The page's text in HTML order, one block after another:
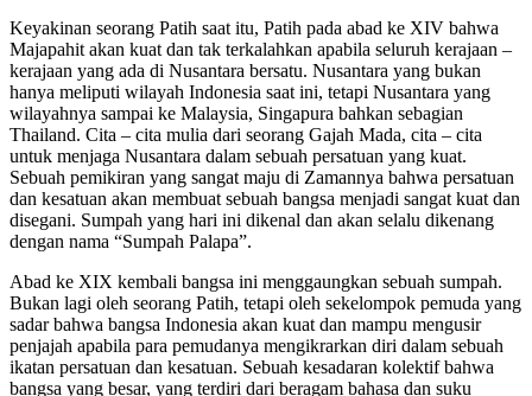
Keyakinan seorang Patih saat itu, Patih pada abad ke XIV bahwa
Majapahit akan kuat dan tak terkalahkan apabila seluruh kerajaan –
kerajaan yang ada di Nusantara bersatu. Nusantara yang bukan
hanya meliputi wilayah Indonesia saat ini, tetapi Nusantara yang
wilayahnya sampai ke Malaysia, Singapura bahkan sebagian
Thailand. Cita – cita mulia dari seorang Gajah Mada, cita – cita
untuk menjaga Nusantara dalam sebuah persatuan yang kuat.
Sebuah pemikiran yang sangat maju di Zamannya bahwa persatuan
dan kesatuan akan membuat sebuah bangsa menjadi sangat kuat dan
disegani. Sumpah yang hari ini dikenal dan akan selalu dikenang
dengan nama “Sumpah Palapa”.
Abad ke XIX kembali bangsa ini menggaungkan sebuah sumpah.
Bukan lagi oleh seorang Patih, tetapi oleh sekelompok pemuda yang
sadar bahwa bangsa Indonesia akan kuat dan mampu mengusir
penjajah apabila para pemudanya mengikrarkan diri dalam sebuah
ikatan persatuan dan kesatuan. Sebuah kesadaran kolektif bahwa
bangsa yang besar, yang terdiri dari beragam bahasa dan suku